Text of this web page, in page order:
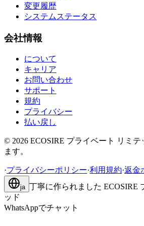
変更履歴
システムステータス
会社情報
について
キャリア
お問い合わせ
サポート
規約
プライバシー
払い戻し
© 2026 ECOSIRE プライベート リミ
ます。
·プライバシーポリシー·利用規約·返金
ja 丁寧に作られました ECOSIRE
ッド
WhatsAppでチャット